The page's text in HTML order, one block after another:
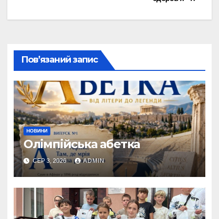
Пов’язаний запис
НОВИНИ
Олімпійська абетка
СЕР 3, 2026 ADMIN